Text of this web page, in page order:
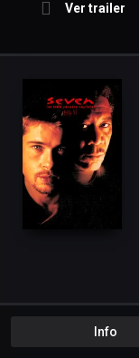
Ver trailer
Info